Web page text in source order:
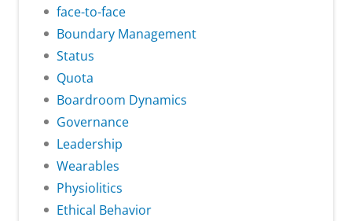
face-to-face
Boundary Management
Status
Quota
Boardroom Dynamics
Governance
Leadership
Wearables
Physiolitics
Ethical Behavior